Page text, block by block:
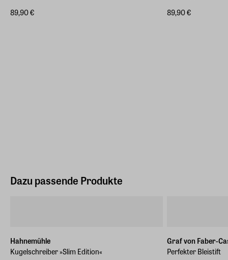
89,90 €
89,90 €
Dazu passende Produkte
Hahnemühle
Kugelschreiber »Slim Edition«
Graf von Faber-
Perfekter Bleistift